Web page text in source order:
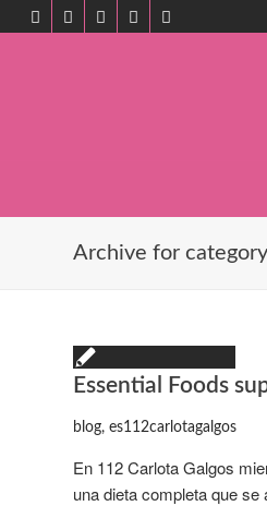
Archive for
Essential Foods
blog, es112carlotagalgos
En 112 Carlota Galgos
una dieta completa que